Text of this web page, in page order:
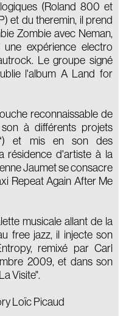
(Roland 800 et
et du theremin, il prend
Zombie avec Neman,
expérience electro
Le groupe signé
l'album A Land for
reconnaissable de
à différents projets
et mis en son des
résidence d'artiste à la
Jaumet se consacre
Repeat Again After Me
musicale allant de la
free jazz, il injecte son
remixé par Carl
2009, et dans son
Visite".
Loïc Picaud